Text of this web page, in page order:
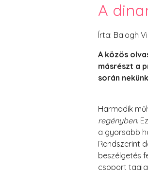
A
Írta: Balogh
A közös
másrészt a
során
Harmadik
regényben.
a gyorsabb
Rendszerint
beszélgetés
csoport tagja